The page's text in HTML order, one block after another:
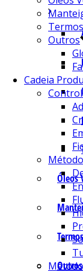
Óleos
Outros
Outros
Cadeia